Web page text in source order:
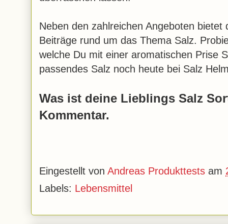
Neben den zahlreichen Angeboten bietet
Beiträge rund um das Thema Salz.
welche Du mit einer aromatischen Prise
passendes Salz noch heute bei Salz
Was ist deine Lieblings Salz
Kommentar.
Eingestellt von Andreas Produkttests am
Labels: Lebensmittel